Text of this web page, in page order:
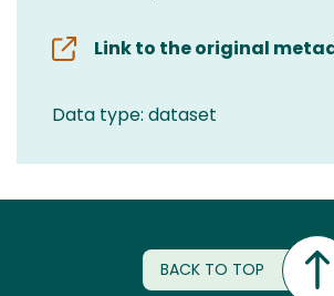
Link to the original
Data type: dataset
BACK TO TOP